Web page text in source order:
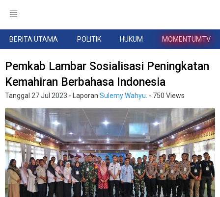
BERITA UTAMA POLITIK HUKUM MOMENTUMTV
Pemkab Lambar Sosialisasi Peningkatan
Kemahiran Berbahasa Indonesia
Tanggal 27 Jul 2023 - Laporan Sulemy Wahyu. - 750 Views